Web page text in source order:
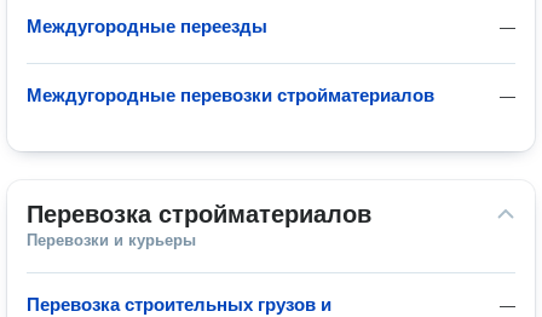
—
Междугородные переезды
—
Междугородные перевозки стройматериалов
Перевозка стройматериалов
Перевозки и курьеры
—
Перевозка строительных грузов и